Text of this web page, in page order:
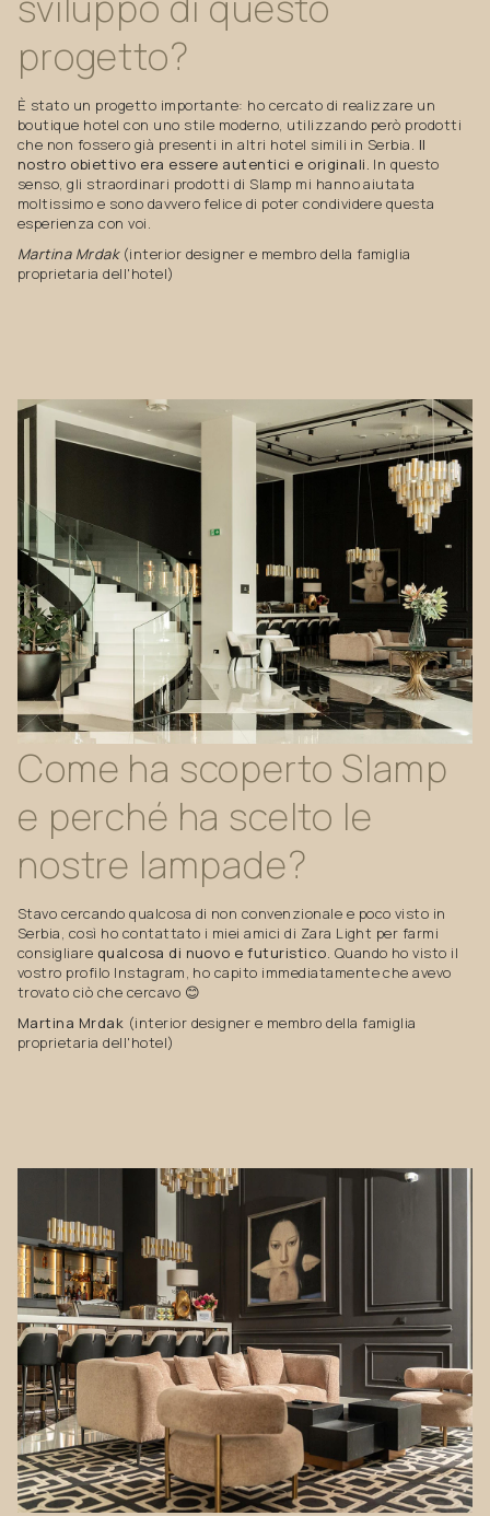
progetto?
È stato un progetto importante: ho cercato di realizzare un
boutique hotel con uno stile moderno, utilizzando però prodotti
che non fossero già presenti in altri hotel simili in Serbia. Il
nostro obiettivo era essere autentici e originali. In questo
senso, gli straordinari prodotti di Slamp mi hanno aiutata
moltissimo e sono davvero felice di poter condividere questa
esperienza con voi.
Martina Mrdak(interior designer e membro della famiglia
proprietaria dell'hotel)
Come ha scoperto Slamp
e perché ha scelto le
nostre lampade?
Stavo cercando qualcosa di non convenzionale e poco visto in
Serbia, così ho contattato i miei amici di Zara Light per farmi
consigliare qualcosa di nuovo e futuristico. Quando ho visto il
vostro profilo Instagram, ho capito immediatamente che avevo
trovato ciò che cercavo 😊
Martina Mrdak (interior designer e membro della famiglia
proprietaria dell'hotel)